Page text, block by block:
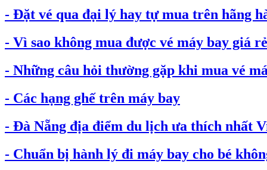
- Đặt vé qua đại lý hay tự mua trên hãng
- Vì sao không mua được vé máy bay giá
- Những câu hỏi thường gặp khi mua vé
- Các hạng ghế trên máy bay
- Đà Nẵng địa điểm du lịch ưa thích nhất
- Chuẩn bị hành lý đi máy bay cho bé